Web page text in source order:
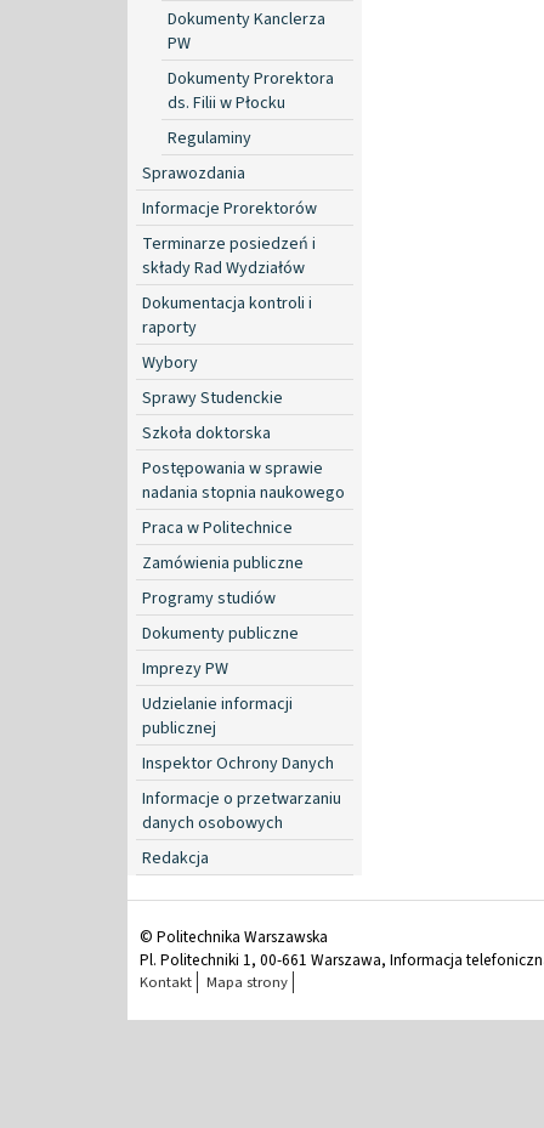
Dokumenty Kanclerza
PW
Dokumenty Prorektora
ds. Filii w Płocku
Regulaminy
Sprawozdania
Informacje Prorektorów
Terminarze posiedzeń i
składy Rad Wydziałów
Dokumentacja kontroli i
raporty
Wybory
Sprawy Studenckie
Szkoła doktorska
Postępowania w sprawie
nadania stopnia naukowego
Praca w Politechnice
Zamówienia publiczne
Programy studiów
Dokumenty publiczne
Imprezy PW
Udzielanie informacji
publicznej
Inspektor Ochrony Danych
Informacje o przetwarzaniu
danych osobowych
Redakcja
© Politechnika Warszawska
Pl. Politechniki 1, 00-661 Warszawa, Informacja
Kontakt Mapa strony